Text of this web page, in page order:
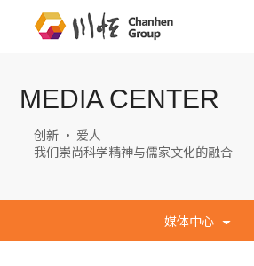
MEDIA CENTER
创新 · 爱人
我们崇尚科学精神与儒家文化的融合
媒体中心